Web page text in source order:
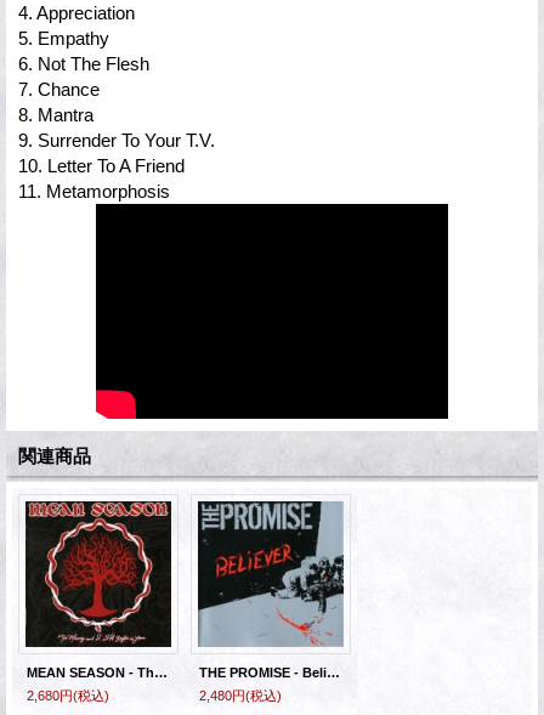
4. Appreciation
5. Empathy
6. Not The Flesh
7. Chance
8. Mantra
9. Surrender To Your T.V.
10. Letter To A Friend
11. Metamorphosis
関連商品
MEAN SEASON - The Memory And I Still Suffer [CD]
2,680円(税込)
THE PROMISE - Believer [CD]
2,480円(税込)